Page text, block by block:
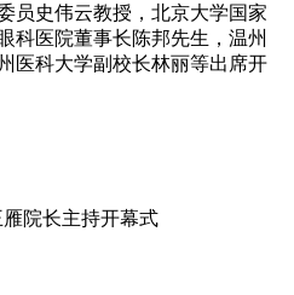
员史伟云教授，北京大学国家
科医院董事长陈邦先生，温州
医科大学副校长林丽等出席开
院长主持开幕式